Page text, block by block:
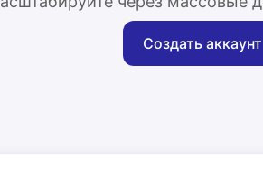
Создать аккаунт